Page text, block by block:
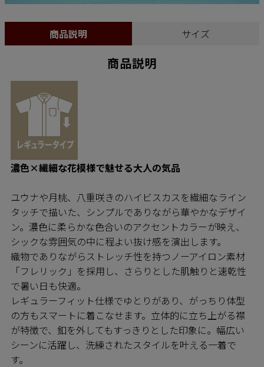
商品説明 サイズ
商品説明
濃色×繊細な花模様で魅せる大人の気品
ユウナや月桃、八重咲きのハイビスカスを繊細なライン
タッチで描いた、シンプルでありながら華やかなデザイ
ン。濃色に柔らかな色合いのアクセントカラーが映え、
シックな雰囲気の中に程よい抜け感を演出します。
織物でありながらストレッチ性を持つノーアイロン素材
「フレリック」を採用し、さらりとした肌触りと速乾性
で暑い日も快適。
レギュラーフィット仕様でゆとりがあり、がっちり体型
の方もスマートに着こなせます。立体的に立ち上がる襟
が特徴で、釦を外してもすっきりとした印象に。幅広い
シーンに活躍し、洗練されたスタイルを叶える一着で
す。